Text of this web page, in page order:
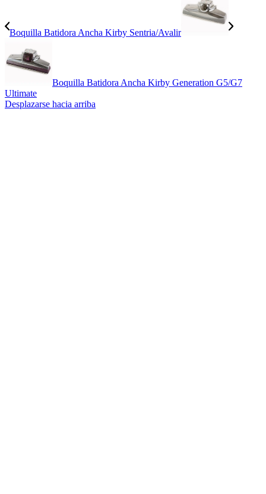
Boquilla Batidora Ancha Kirby Sentria/Avalir
Boquilla Batidora Ancha Kirby Generation G5/G7
Ultimate
Desplazarse hacia arriba